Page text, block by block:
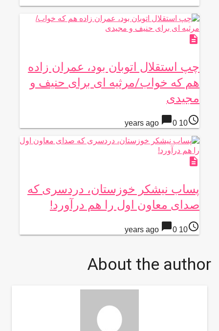
description
چپ استقلال اتوبان بود، عمران زاده
هم که خواب/مرثیه ای برای حنیف و
مجیدی
access_time
10 years ago
chat_bubble0
description
پساب نیشکر خوزستان، دردسری که
صدای معاون اول را هم درآورد!
access_time
10 years ago
chat_bubble0
About the author